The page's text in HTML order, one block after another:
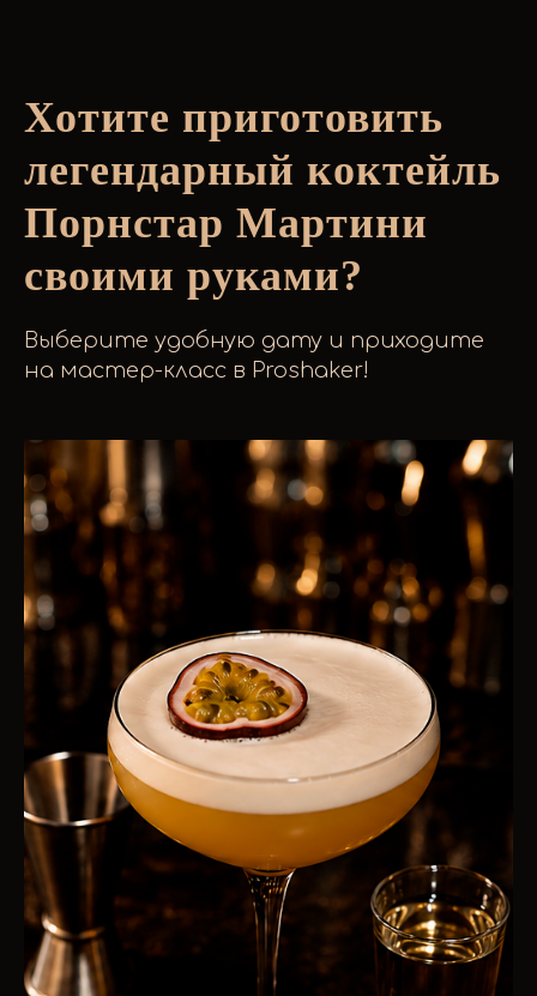
Хотите приготовить
легендарный коктейль
Порнстар Мартини
своими руками?
Выберите удобную дату и приходите
на мастер-класс в Proshaker!